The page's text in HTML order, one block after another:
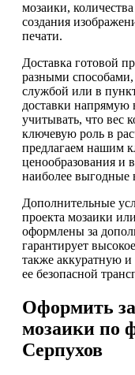
мозаики,
создания
печати.
Доставка готовой
разными способами,
службой или в
доставки напрямую
учитывать, что вес
ключевую роль в
предлагаем нашим
ценообразования и
наиболее выгодные
Дополнительные
проекта мозаики
оформлены за
гарантирует
также аккуратную
ее безопасной
Оформить
мозаики по
Серпухов